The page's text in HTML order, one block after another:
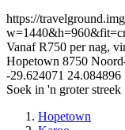
https://
Vanaf R750 per nag,
Hopetown 8750
-29.624071 24.084896
Soek in 'n groter streek
Hopetown